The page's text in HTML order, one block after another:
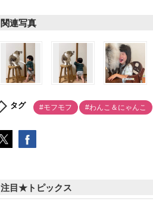
関連写真
タグ #モフモフ #わんこ＆にゃんこ
注目★トピックス